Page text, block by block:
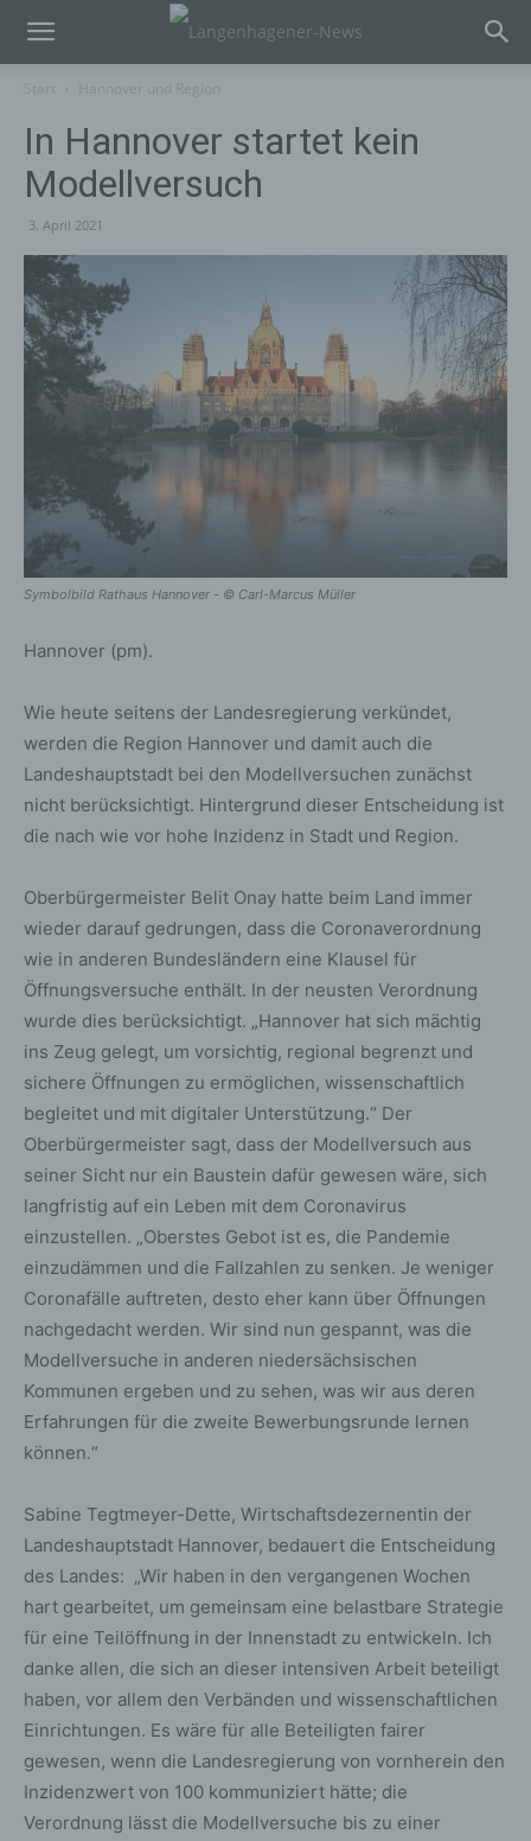
In Hannover startet kein
Modellversuch
3. April 2021
Symbolbild Rathaus Hannover - © Carl-Marcus Müller
Hannover (pm).
Wie heute seitens der Landesregierung verkündet,
werden die Region Hannover und damit auch die
Landeshauptstadt bei den Modellversuchen zunächst
nicht berücksichtigt. Hintergrund dieser Entscheidung ist
die nach wie vor hohe Inzidenz in Stadt und Region.
Oberbürgermeister Belit Onay hatte beim Land immer
wieder darauf gedrungen, dass die Coronaverordnung
wie in anderen Bundesländern eine Klausel für
Öffnungsversuche enthält. In der neusten Verordnung
wurde dies berücksichtigt. „Hannover hat sich mächtig
ins Zeug gelegt, um vorsichtig, regional begrenzt und
sichere Öffnungen zu ermöglichen, wissenschaftlich
begleitet und mit digitaler Unterstützung.“ Der
Oberbürgermeister sagt, dass der Modellversuch aus
seiner Sicht nur ein Baustein dafür gewesen wäre, sich
langfristig auf ein Leben mit dem Coronavirus
einzustellen. „Oberstes Gebot ist es, die Pandemie
einzudämmen und die Fallzahlen zu senken. Je weniger
Coronafälle auftreten, desto eher kann über Öffnungen
nachgedacht werden. Wir sind nun gespannt, was die
Modellversuche in anderen niedersächsischen
Kommunen ergeben und zu sehen, was wir aus deren
Erfahrungen für die zweite Bewerbungsrunde lernen
können.“
Sabine Tegtmeyer-Dette, Wirtschaftsdezernentin der
Landeshauptstadt Hannover, bedauert die Entscheidung
des Landes: „Wir haben in den vergangenen Wochen
hart gearbeitet, um gemeinsam eine belastbare Strategie
für eine Teilöffnung in der Innenstadt zu entwickeln. Ich
danke allen, die sich an dieser intensiven Arbeit beteiligt
haben, vor allem den Verbänden und wissenschaftlichen
Einrichtungen. Es wäre für alle Beteiligten fairer
gewesen, wenn die Landesregierung von vornherein den
Inzidenzwert von 100 kommuniziert hätte; die
Verordnung lässt die Modellversuche bis zu einer